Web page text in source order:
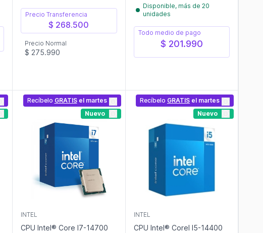
Precio Transferencia
$ 268.500
Precio Normal
$ 275.990
Disponible, más de 20
unidades
Todo medio de pago
$ 201.990
Recíbelo GRATISel martes
Nuevo
INTEL
CPU Intel® Core I7-14700
Recíbelo GRATIS el martes
Nuevo
INTEL
CPU Intel® Corel I5-14400